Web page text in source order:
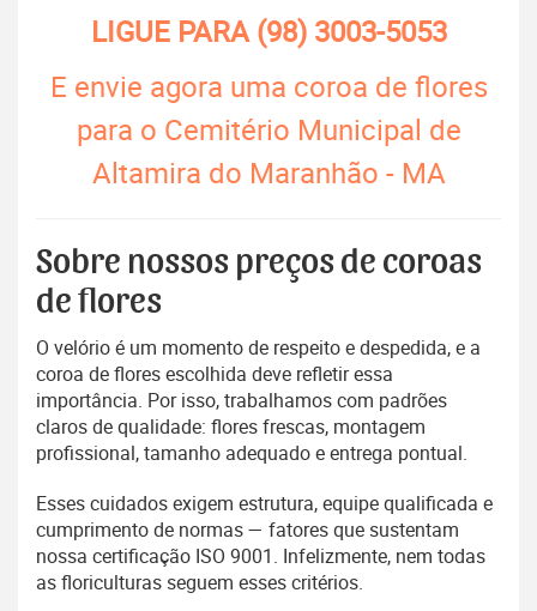
LIGUE PARA(98) 3003-5053
E envie agora uma coroa de flores
para o Cemitério Municipal de
Altamira do Maranhão - MA
Sobre nossos preços de coroas
de flores
O velório é um momento de respeito e despedida, e a
coroa de flores escolhida deve refletir essa
importância. Por isso, trabalhamos com padrões
claros de qualidade: flores frescas, montagem
profissional, tamanho adequado e entrega pontual.
Esses cuidados exigem estrutura, equipe qualificada e
cumprimento de normas — fatores que sustentam
nossa certificação ISO 9001. Infelizmente, nem todas
as floriculturas seguem esses critérios.